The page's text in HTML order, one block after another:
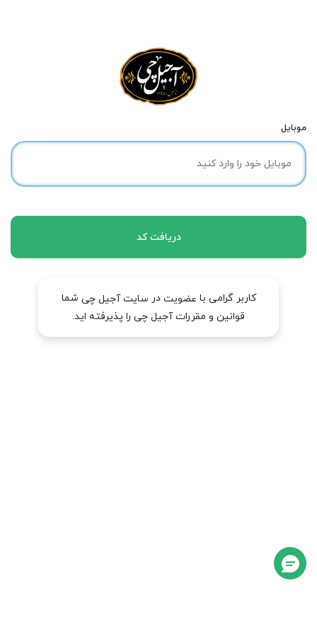
موبایل
دریافت کد
کاربر گرامی با عضویت در سایت آجیل چی شما
قوانین و مقررات آجیل چی را پذیرفته اید.